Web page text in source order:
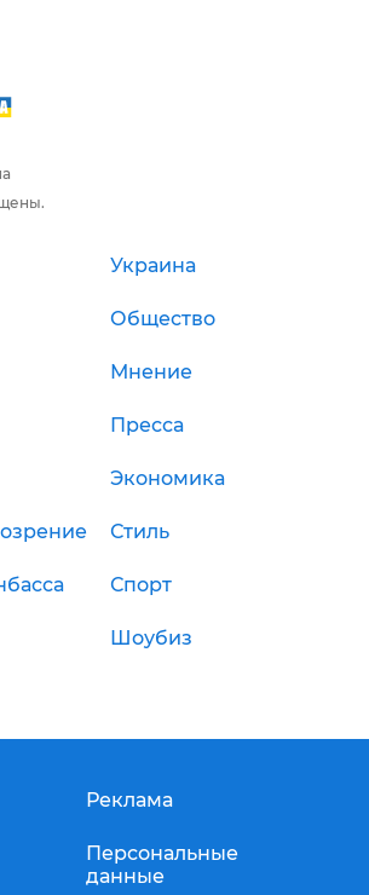
Украина
Общество
Мнение
Пресса
Экономика
Стиль
Спорт
Шоубиз
Реклама
Персональные
данные